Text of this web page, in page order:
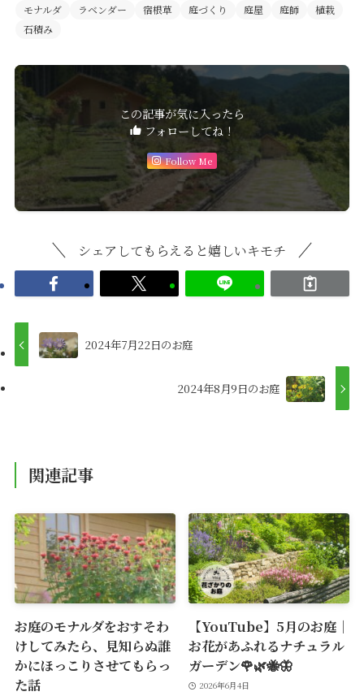
モナルダ
ラベンダー 宿根草 庭づくり 庭屋 庭師
植栽
石積み
この記事が気に入ったら
フォローしてね！
Follow Me
シェアしてもらえると嬉しいキモチ
2024年7月22日のお庭
2024年8月9日のお庭
関連記事
お庭のモナルダをおすそわ
けしてみたら、見知らぬ誰
かにほっこりさせてもらっ
た話
【YouTube】5月のお庭｜
お花があふれるナチュラル
ガーデン🌹🌿🐝🦋
2026年6月4日